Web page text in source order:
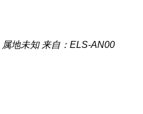
属地未知 来自：ELS-AN00